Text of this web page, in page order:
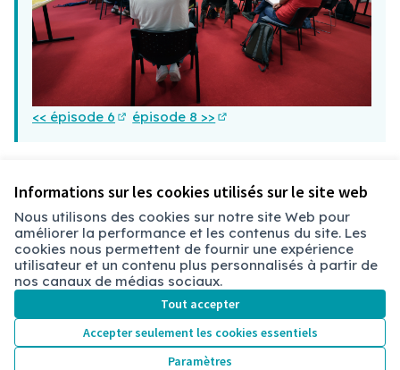
Informations sur les cookies utilisés sur le site web
Nous utilisons des cookies sur notre site Web pour
améliorer la performance et les contenus du site. Les
cookies nous permettent de fournir une expérience
utilisateur et un contenu plus personnalisés à partir de
nos canaux de médias sociaux.
Tout accepter
Accepter seulement les cookies essentiels
Paramètres
<< épisode 6
épisode 8 >>
Modifier les paramètres des cookies
Conditions d'utilisation
Paramètres des cookies
Chambéry sur X
(Lien externe)
Chambéry sur Facebook
Chambéry sur Instagram
Licence
(Lien